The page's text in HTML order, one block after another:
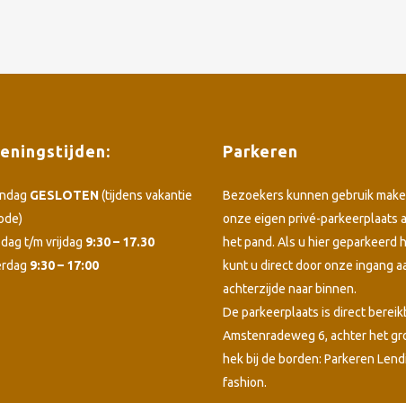
GESLOTEN(tijdens vakantie
t/m vrijdag 9:30 – 17.30
9:30 – 17:00
Parkeren
Bezoekers kunnen gebruik
onze eigen privé-parkeerplaats
het pand. Als u hier geparkeerd
kunt u direct door onze ingang
achterzijde naar binnen.
De parkeerplaats is direct
Amstenradeweg 6, achter het
hek bij de borden: Parkeren
fashion.